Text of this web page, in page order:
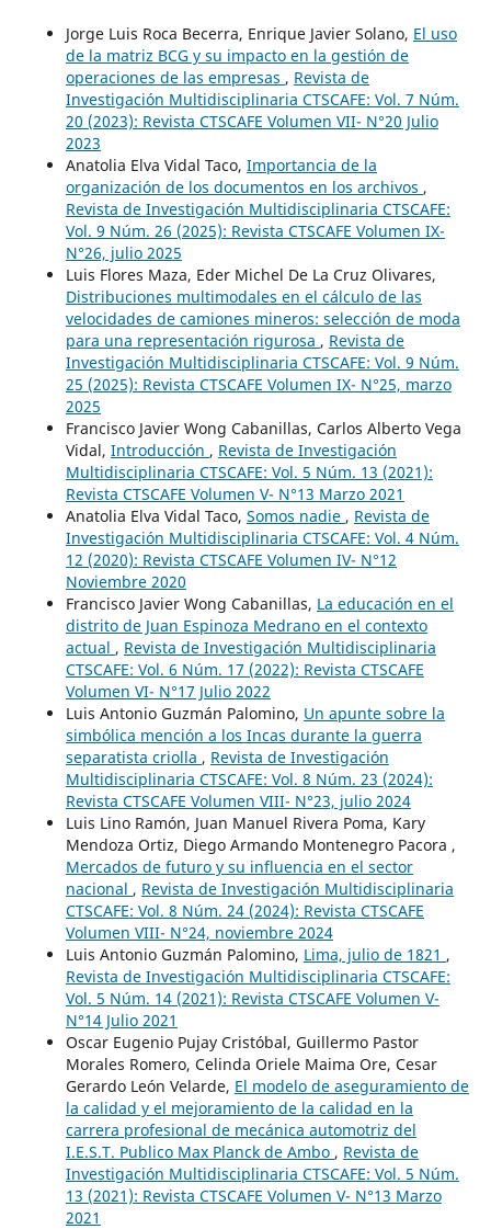
Jorge Luis Roca Becerra, Enrique Javier Solano, El uso
de la matriz BCG y su impacto en la gestión de
operaciones de las empresas , Revista de
Investigación Multidisciplinaria CTSCAFE: Vol. 7 Núm.
20 (2023): Revista CTSCAFE Volumen VII- N°20 Julio
2023
Anatolia Elva Vidal Taco, Importancia de la
organización de los documentos en los archivos ,
Revista de Investigación Multidisciplinaria CTSCAFE:
Vol. 9 Núm. 26 (2025): Revista CTSCAFE Volumen IX-
N°26, julio 2025
Luis Flores Maza, Eder Michel De La Cruz Olivares,
Distribuciones multimodales en el cálculo de las
velocidades de camiones mineros: selección de moda
para una representación rigurosa , Revista de
Investigación Multidisciplinaria CTSCAFE: Vol. 9 Núm.
25 (2025): Revista CTSCAFE Volumen IX- N°25, marzo
2025
Francisco Javier Wong Cabanillas, Carlos Alberto Vega
Vidal, Introducción , Revista de Investigación
Multidisciplinaria CTSCAFE: Vol. 5 Núm. 13 (2021):
Revista CTSCAFE Volumen V- N°13 Marzo 2021
Anatolia Elva Vidal Taco, Somos nadie , Revista de
Investigación Multidisciplinaria CTSCAFE: Vol. 4 Núm.
12 (2020): Revista CTSCAFE Volumen IV- N°12
Noviembre 2020
Francisco Javier Wong Cabanillas, La educación en el
distrito de Juan Espinoza Medrano en el contexto
actual , Revista de Investigación Multidisciplinaria
CTSCAFE: Vol. 6 Núm. 17 (2022): Revista CTSCAFE
Volumen VI- N°17 Julio 2022
Luis Antonio Guzmán Palomino, Un apunte sobre la
simbólica mención a los Incas durante la guerra
separatista criolla , Revista de Investigación
Multidisciplinaria CTSCAFE: Vol. 8 Núm. 23 (2024):
Revista CTSCAFE Volumen VIII- N°23, julio 2024
Luis Lino Ramón, Juan Manuel Rivera Poma, Kary
Mendoza Ortiz, Diego Armando Montenegro Pacora ,
Mercados de futuro y su influencia en el sector
nacional , Revista de Investigación Multidisciplinaria
CTSCAFE: Vol. 8 Núm. 24 (2024): Revista CTSCAFE
Volumen VIII- N°24, noviembre 2024
Luis Antonio Guzmán Palomino, Lima, julio de 1821 ,
Revista de Investigación Multidisciplinaria CTSCAFE:
Vol. 5 Núm. 14 (2021): Revista CTSCAFE Volumen V-
N°14 Julio 2021
Oscar Eugenio Pujay Cristóbal, Guillermo Pastor
Morales Romero, Celinda Oriele Maima Ore, Cesar
Gerardo León Velarde, El modelo de aseguramiento de
la calidad y el mejoramiento de la calidad en la
carrera profesional de mecánica automotriz del
I.E.S.T. Publico Max Planck de Ambo , Revista de
Investigación Multidisciplinaria CTSCAFE: Vol. 5 Núm.
13 (2021): Revista CTSCAFE Volumen V- N°13 Marzo
2021